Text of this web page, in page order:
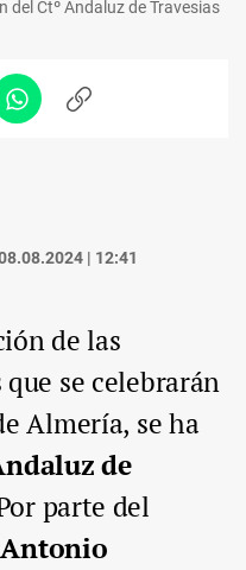
del Ctº Andaluz de Travesias
WhatsappCopiar
| 12:41
de las
se celebrarán
Almería, se ha
de
parte del
Antonio